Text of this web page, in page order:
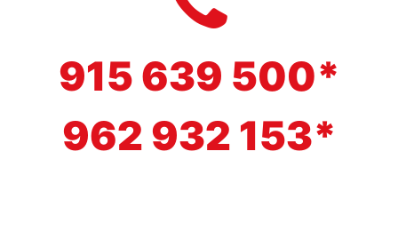
915 639 500*
962 932 153*